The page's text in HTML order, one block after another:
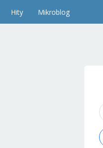
Hity Mikroblog